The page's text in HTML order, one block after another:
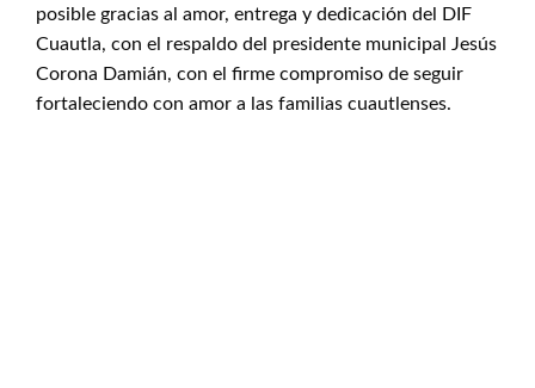
posible gracias al amor, entrega y dedicación del DIF
Cuautla, con el respaldo del presidente municipal Jesús
Corona Damián, con el firme compromiso de seguir
fortaleciendo con amor a las familias cuautlenses.